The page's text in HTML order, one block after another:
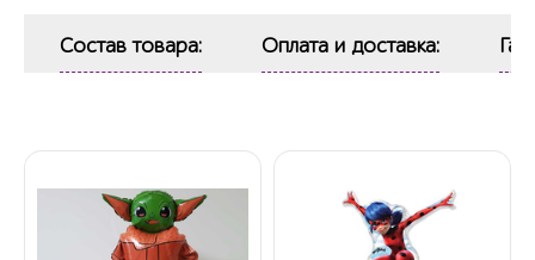
Состав товара: Оплата и доставка: